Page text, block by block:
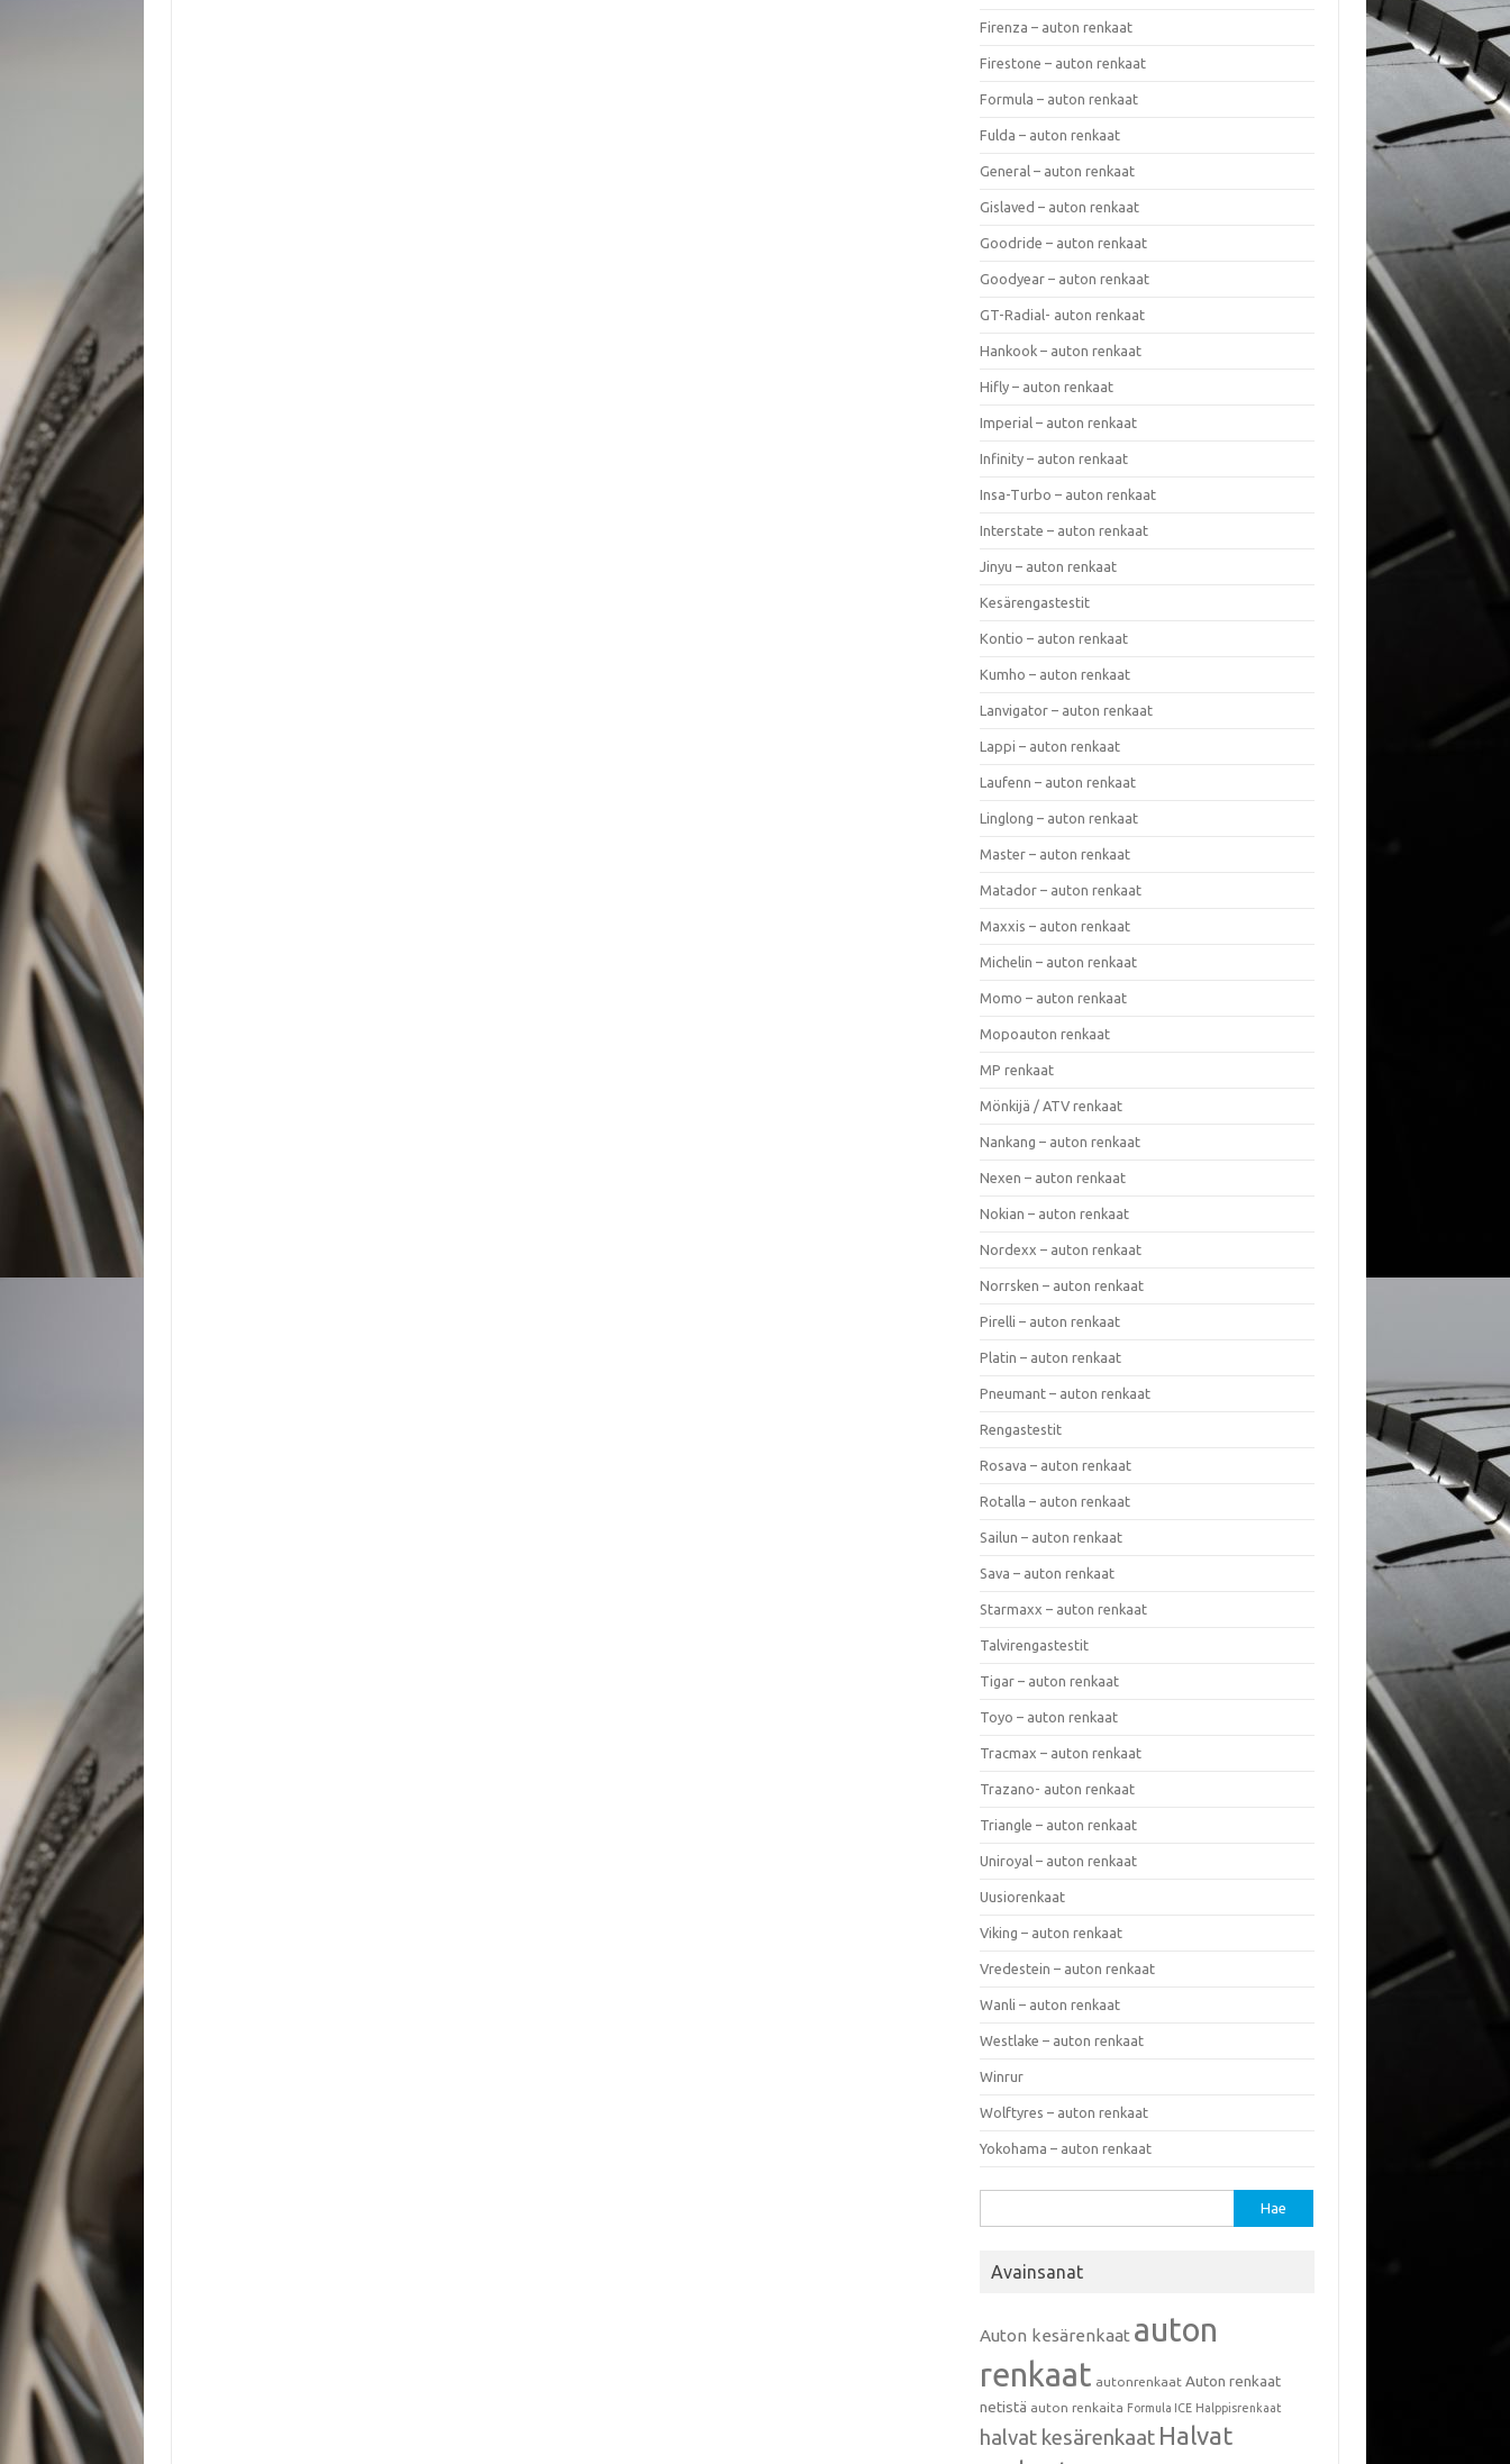
Firenza – auton renkaat
Firestone – auton renkaat
Formula – auton renkaat
Fulda – auton renkaat
General – auton renkaat
Gislaved – auton renkaat
Goodride – auton renkaat
Goodyear – auton renkaat
GT-Radial- auton renkaat
Hankook – auton renkaat
Hifly – auton renkaat
Imperial – auton renkaat
Infinity – auton renkaat
Insa-Turbo – auton renkaat
Interstate – auton renkaat
Jinyu – auton renkaat
Kesärengastestit
Kontio – auton renkaat
Kumho – auton renkaat
Lanvigator – auton renkaat
Lappi – auton renkaat
Laufenn – auton renkaat
Linglong – auton renkaat
Master – auton renkaat
Matador – auton renkaat
Maxxis – auton renkaat
Michelin – auton renkaat
Momo – auton renkaat
Mopoauton renkaat
MP renkaat
Mönkijä / ATV renkaat
Nankang – auton renkaat
Nexen – auton renkaat
Nokian – auton renkaat
Nordexx – auton renkaat
Norrsken – auton renkaat
Pirelli – auton renkaat
Platin – auton renkaat
Pneumant – auton renkaat
Rengastestit
Rosava – auton renkaat
Rotalla – auton renkaat
Sailun – auton renkaat
Sava – auton renkaat
Starmaxx – auton renkaat
Talvirengastestit
Tigar – auton renkaat
Toyo – auton renkaat
Tracmax – auton renkaat
Trazano- auton renkaat
Triangle – auton renkaat
Uniroyal – auton renkaat
Uusiorenkaat
Viking – auton renkaat
Vredestein – auton renkaat
Wanli – auton renkaat
Westlake – auton renkaat
Winrur
Wolftyres – auton renkaat
Yokohama – auton renkaat
Avainsanat
Auton kesärenkaat auton
renkaat autonrenkaat Auton renkaat
netistä auton renkaita Formula ICE Halppisrenkaat
halvat kesärenkaat Halvat